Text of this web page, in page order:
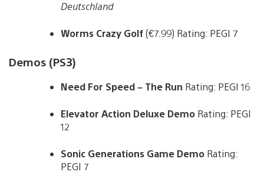
Deutschland
Worms Crazy Golf(€7.99) Rating: PEGI 7
Demos (PS3)
Need For Speed – The Run Rating: PEGI 16
Elevator Action Deluxe Demo Rating: PEGI
12
Sonic Generations Game Demo Rating:
PEGI 7